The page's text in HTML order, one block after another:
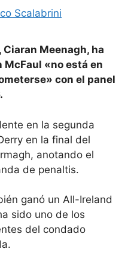
Scalabrini
Ciaran Meenagh, ha
«no está en
con el panel
en la segunda
en la final del
anotando el
de penaltis.
ganó un All-Ireland
sido uno de los
del condado